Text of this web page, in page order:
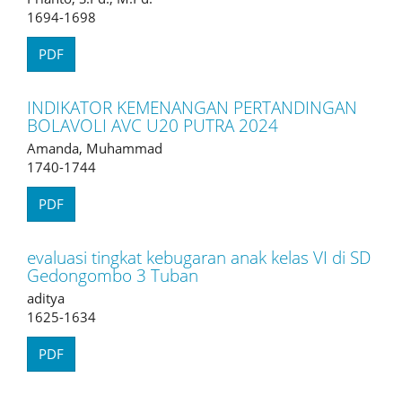
1694-1698
PDF
INDIKATOR KEMENANGAN PERTANDINGAN
BOLAVOLI AVC U20 PUTRA 2024
Amanda, Muhammad
1740-1744
PDF
evaluasi tingkat kebugaran anak kelas VI di SD
Gedongombo 3 Tuban
aditya
1625-1634
PDF